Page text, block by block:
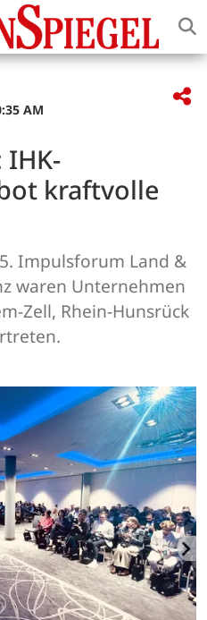
AM
IHK-
kraftvolle
Impulsforum Land &
waren Unternehmen
Zell, Rhein-Hunsrück